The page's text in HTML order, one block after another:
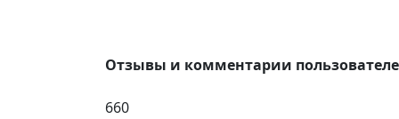
Отзывы и комментарии
660